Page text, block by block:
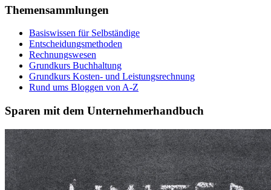
Themensammlungen
Basiswissen für Selbständige
Entscheidungsmethoden
Rechnungswesen
Grundkurs Buchhaltung
Grundkurs Kosten- und Leistungsrechnung
Rund ums Bloggen von A-Z
Sparen mit dem Unternehmerhandbuch